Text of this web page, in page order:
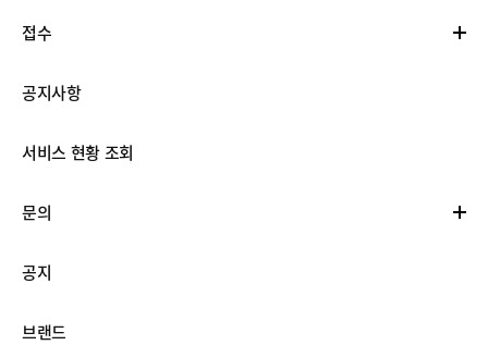
접수
공지사항
서비스 현황 조회
문의
공지
브랜드